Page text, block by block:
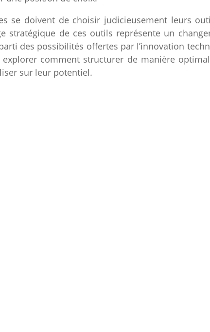
se doivent de choisir judicieusement leurs
stratégique de ces outils représente un
des possibilités offertes par l’innovation
explorer comment structurer de manière
sur leur potentiel.